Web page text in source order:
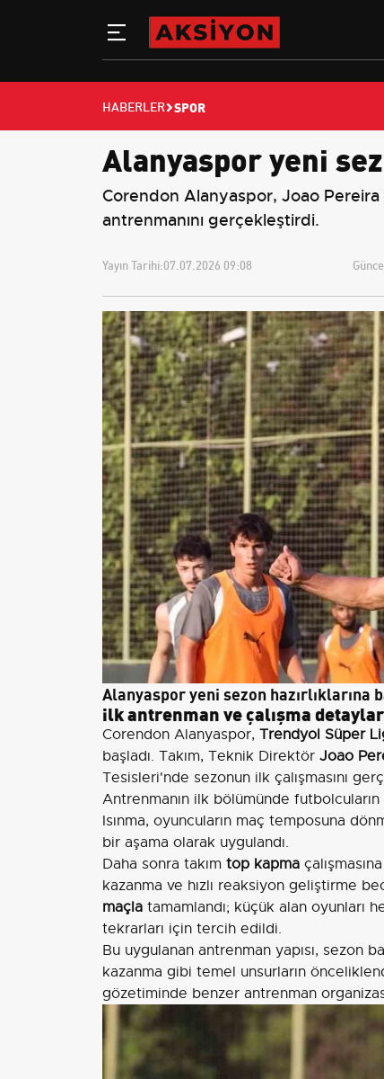
HABERLER SPOR
Alanyaspor yeni
Corendon Alanyaspor, Joao
antrenmanını gerçekleştirdi.
Yayın Tarihi:07.07.2026 09:08
Alanyaspor yeni sezon hazırlıklarına
ilk antrenman ve çalışma
Corendon Alanyaspor, Trendyol Süper
başladı. Takım, Teknik Direktör Joao
Tesisleri'nde sezonun ilk çalışmasını
Antrenmanın ilk bölümünde futbolcuların
Isınma, oyuncuların maç temposuna
bir aşama olarak uygulandı.
Daha sonra takım top kapma
kazanma ve hızlı reaksiyon geliştirme
maçla tamamlandı; küçük alan oyunları
tekrarları için tercih edildi.
Bu uygulanan antrenman yapısı, sezon
kazanma gibi temel unsurların
gözetiminde benzer antrenman